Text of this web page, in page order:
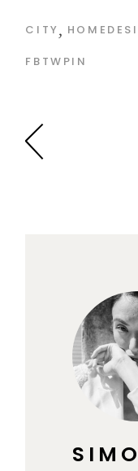
CITY
FB TW PIN